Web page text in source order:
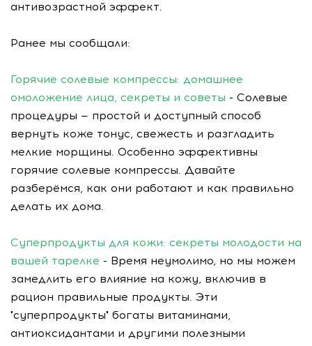
антивозрастной эффект.
Ранее мы сообщали:
Горячие солевые компрессы: домашнее
омоложение лица, секреты и советы - Солевые
процедуры — простой и доступный способ
вернуть коже тонус, свежесть и разгладить
мелкие морщины. Особенно эффективны
горячие солевые компрессы. Давайте
разберёмся, как они работают и как правильно
делать их дома.
Суперпродукты для кожи: секреты молодости на
вашей тарелке - Время неумолимо, но мы можем
замедлить его влияние на кожу, включив в
рацион правильные продукты. Эти
"суперпродукты" богаты витаминами,
антиоксидантами и другими полезными